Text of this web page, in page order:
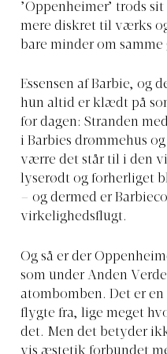
’Oppenheimer’ trods
mere diskret til værks
bare minder om samme
Essensen af Barbie, og
hun altid er klædt på
for dagen: Stranden
i Barbies drømmehus
værre det står til i den
lyserødt og forherliget
– og dermed er
virkelighedsflugt.
Og så er der
som under Anden
atombomben. Det er
flygte fra, lige meget
det. Men det betyder
vis æstetik forbundet